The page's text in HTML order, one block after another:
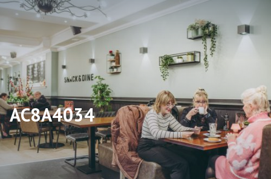
AC8A4034